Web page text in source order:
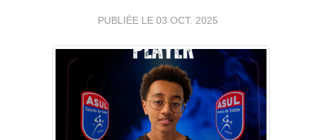
PUBLIÉE LE 03 OCT. 2025